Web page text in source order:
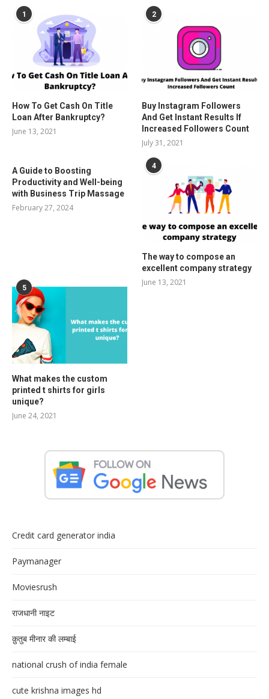
1
How To Get Cash On Title
Loan After Bankruptcy?
June 13, 2021
2
Buy Instagram Followers
And Get Instant Results If
Increased Followers Count
July 31, 2021
A Guide to Boosting
Productivity and Well-being
with Business Trip Massage
February 27, 2024
4
The way to compose an
excellent company strategy
June 13, 2021
5
What makes the custom
printed t shirts for girls
unique?
June 24, 2021
Credit card generator india
Paymanager
Moviesrush
राजधानी नाइट
क़ुतुब मीनार की लम्बाई
national crush of india female
cute krishna images hd